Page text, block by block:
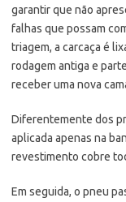
garantir que não
falhas que possam
triagem, a carcaça é
rodagem antiga e
receber uma nova
Diferentemente dos
aplicada apenas na
revestimento cobre
Em seguida, o pneu